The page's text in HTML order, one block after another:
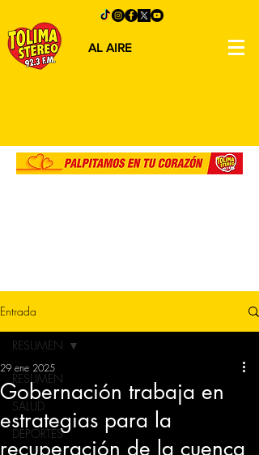
AL AIRE
Entrada
RESUMEN
SALUD
DEPORTES
RESUMEN
Gobernación trabaja en
estrategias para la
recuperación de la cuenca
29 ene 2025